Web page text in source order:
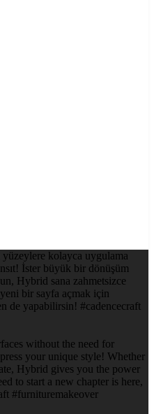
kolayca uygulama
İster büyük bir dönüşüm
Hybrid sana zahmetsizce
bir sayfa açmak için
de yapabilirsin! #cadencecraft
without the need for
your unique style! Whether
Hybrid gives you the power
to start a new chapter is here,
#furnituremakeover